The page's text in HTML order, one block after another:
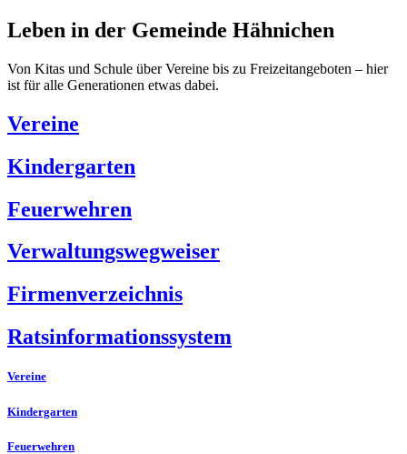
Leben in der Gemeinde Hähnichen
Von Kitas und Schule über Vereine bis zu Freizeitangeboten – hier
ist für alle Generationen etwas dabei.
Vereine
Kindergarten
Feuerwehren
Verwaltungswegweiser
Firmenverzeichnis
Ratsinformationssystem
Vereine
Kindergarten
Feuerwehren